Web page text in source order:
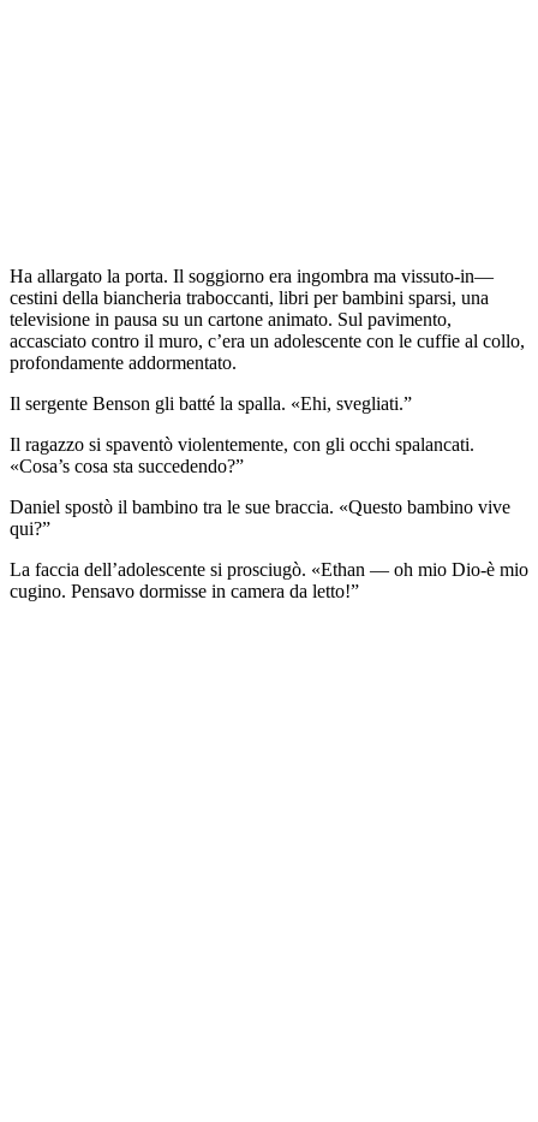
Ha allargato la porta. Il soggiorno era ingombra ma vissuto-in—
cestini della biancheria traboccanti, libri per bambini sparsi, una
televisione in pausa su un cartone animato. Sul pavimento,
accasciato contro il muro, c’era un adolescente con le cuffie al collo,
profondamente addormentato.
Il sergente Benson gli batté la spalla. «Ehi, svegliati.”
Il ragazzo si spaventò violentemente, con gli occhi spalancati.
«Cosa’s cosa sta succedendo?”
Daniel spostò il bambino tra le sue braccia. «Questo bambino vive
qui?”
La faccia dell’adolescente si prosciugò. «Ethan — oh mio Dio-è mio
cugino. Pensavo dormisse in camera da letto!”